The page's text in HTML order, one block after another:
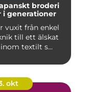
broderi
i generationer
vuxit från enkel
till ett älskat
textilt s...
okt